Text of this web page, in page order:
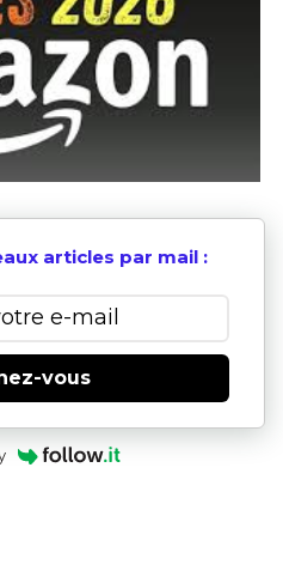
articles par mail :
vous